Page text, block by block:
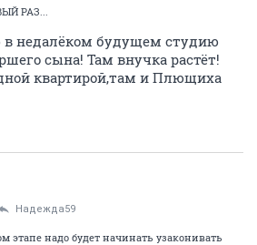
РАЗ...
недалёком будущем студию
сына! Там внучка растёт!
квартирой,там и Плющиха
Надежда59
этапе надо будет начинать узаконивать